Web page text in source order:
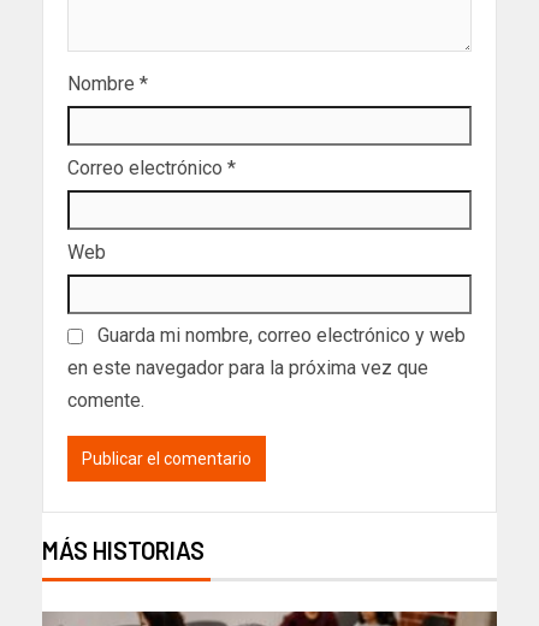
Nombre *
Correo electrónico *
Web
Guarda mi nombre, correo electrónico y web
en este navegador para la próxima vez que
comente.
MÁS HISTORIAS